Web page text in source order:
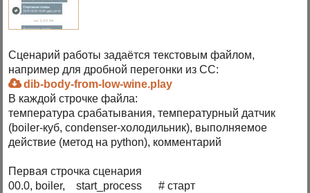
Сценарий работы задаётся текстовым файлом,
например для дробной перегонки из СС:
dib-body-from-low-wine.play
В каждой строчке файла:
температура срабатывания, температурный датчик
(boiler-куб, condenser-холодильник), выполняемое
действие (метод на python), комментарий
Первая строчка сценария
00.0, boiler, start_process # старт